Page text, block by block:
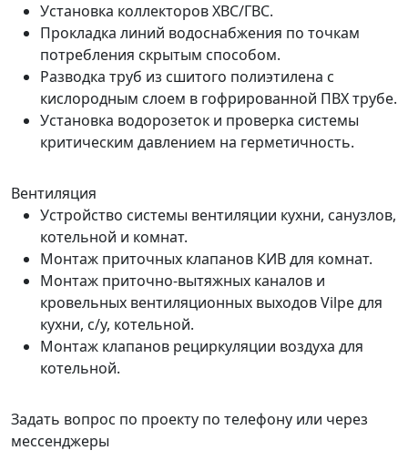
Установка коллекторов ХВС/ГВС.
Прокладка линий водоснабжения по точкам
потребления скрытым способом.
Разводка труб из сшитого полиэтилена с
кислородным слоем в гофрированной ПВХ трубе.
Установка водорозеток и проверка системы
критическим давлением на герметичность.
Вентиляция
Устройство системы вентиляции кухни, санузлов,
котельной и комнат.
Монтаж приточных клапанов КИВ для комнат.
Монтаж приточно-вытяжных каналов и
кровельных вентиляционных выходов Vilpe для
кухни, с/у, котельной.
Монтаж клапанов рециркуляции воздуха для
котельной.
Задать вопрос по проекту по телефону или через
мессенджеры